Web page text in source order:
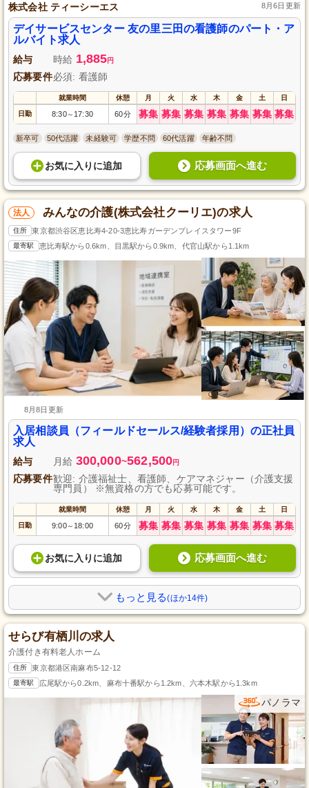
株式会社 ティーシーエス 8月6日更新
デイサービスセンター 友の里三田の看護師のパート・ア
ルバイト求人
給与 時給 1,885円
応募要件必須: 看護師
就業時間 休憩 月 火 水 木 金 土 日
日勤 8:30～ 17:30 60分 募集 募集 募集 募集 募集 募集 募集
新卒可 50代活躍 未経験可 学歴不問 60代活躍 年齢不問
お気に入り に追加 応募画面へ進む
法人 みんなの介護(株式会社クーリエ)の求人
住所 東京都渋谷区恵比寿4-20-3恵比寿ガーデンプレイスタワー9F
最寄駅 恵比寿駅から0.6km、目黒駅から0.9km、代官山駅から1.1km
8月8日更新
入居相談員（フィールドセールス/経験者採用）の正社員
求人
給与 月給 300,000~562,500円
応募要件歓迎: 介護福祉士、看護師、ケアマネジャー（介護支援
専門員） ※無資格の方でも応募可能です。
就業時間 休憩 月 火 水 木 金 土 日
日勤 9:00～ 18:00 60分 募集 募集 募集 募集 募集 募集 募集
お気に入り に追加 応募画面へ進む
もっと見る(ほか14件)
せらび有栖川の求人
介護付き有料老人ホーム
住所 東京都港区南麻布5-12-12
最寄駅 広尾駅から0.2km、麻布十番駅から1.2km、六本木駅から1.3km
パノラマ